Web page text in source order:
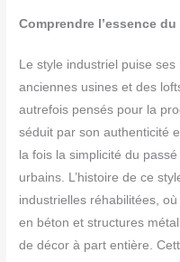
Comprendre l’essence
Le style industriel puise
anciennes usines et des
autrefois pensés pour la
séduit par son authenticité
la fois la simplicité du
urbains. L’histoire de ce
industrielles réhabilitées,
en béton et structures
de décor à part entière.